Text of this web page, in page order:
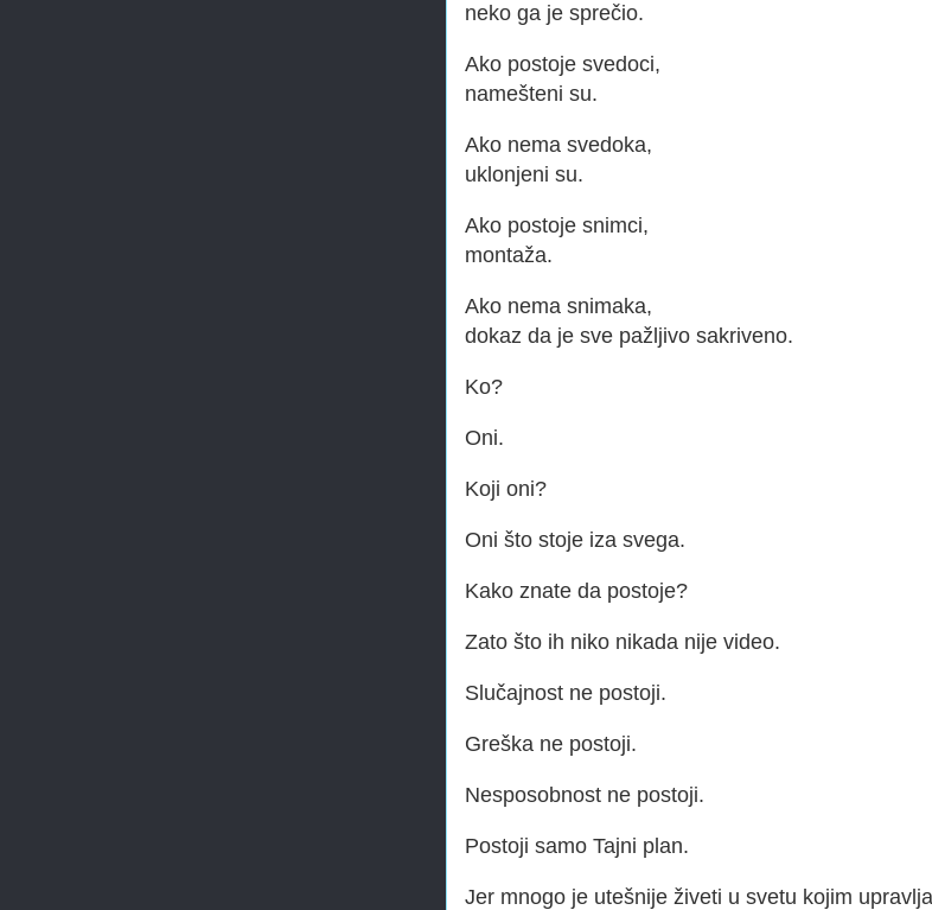
neko ga je sprečio.
Ako postoje svedoci,
namešteni su.
Ako nema svedoka,
uklonjeni su.
Ako postoje snimci,
montaža.
Ako nema snimaka,
dokaz da je sve pažljivo sakriveno.
Ko?
Oni.
Koji oni?
Oni što stoje iza svega.
Kako znate da postoje?
Zato što ih niko nikada nije video.
Slučajnost ne postoji.
Greška ne postoji.
Nesposobnost ne postoji.
Postoji samo Tajni plan.
Jer mnogo je utešnije živeti u svetu kojim